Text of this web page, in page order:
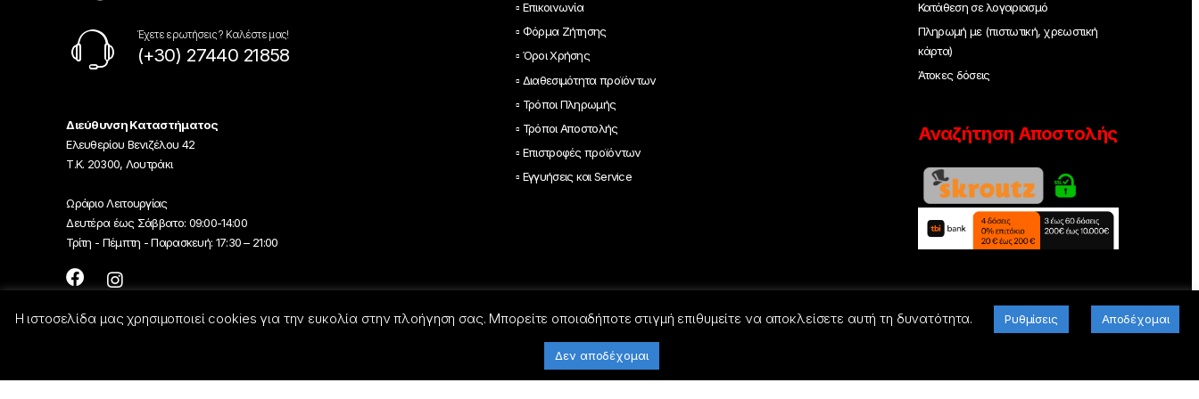
Έχετε ερωτήσεις ? Καλέστε μας!
(+30) 27440 21858
Διεύθυνση Καταστήματος
Ελευθερίου Βενιζέλου 42
Τ.Κ. 20300, Λουτράκι
Ωράριο Λειτουργίας
Δευτέρα έως Σάββατο: 09:00-14:00
Τρίτη - Πέμπτη - Παρασκευή: 17:30 – 21:00
▫ Επικοινωνία
▫ Φόρμα Ζήτησης
▫ Όροι Χρήσης
▫ Διαθεσιμότητα προϊόντων
▫ Τρόποι Πληρωμής
▫ Τρόποι Αποστολής
▫ Επιστροφές προϊόντων
▫ Εγγυήσεις και Service
Κατάθεση σε λογαριασμό
Πληρωμή με (πιστωτική, χρεωστική
κάρτα)
Άτοκες δόσεις
Αναζήτηση Αποστολής
Η ιστοσελίδα μας χρησιμοποιεί cookies για την ευκολία στην πλοήγηση σας. Μπορείτε οποιαδήποτε στιγμή επιθυμείτε να αποκλείσετε αυτή τη δυνατότητα. Ρυθμίσεις Αποδέχομαι
Δεν αποδέχομαι